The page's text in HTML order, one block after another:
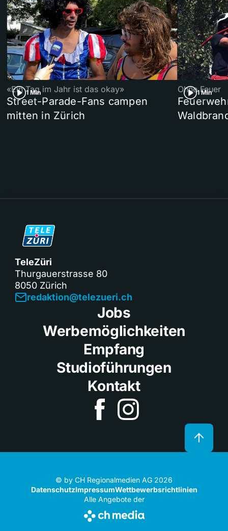
1 Min
«Ein Tag im Jahr ist das okay»
Street-Parade-Fans campen
mitten in Zürich
1 Min
Ohne Feuer
TeleZüri
Thurgauerstrasse 80
8050 Zürich
redaktion@telezueri.ch
Jobs
Werbemöglichkeiten
Empfang
Studioführungen
Kontakt
© by CH Regionalmedien AG 2026
DatenschutzImpressumWettbewerbsrichtlinien
Alle Angebote der